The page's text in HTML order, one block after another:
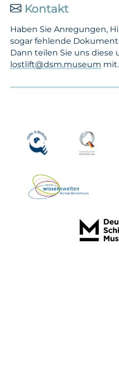
Kontakt
Haben Sie Anregungen,
sogar fehlende
Dann teilen Sie uns diese
lostlift@dsm.museum mit.